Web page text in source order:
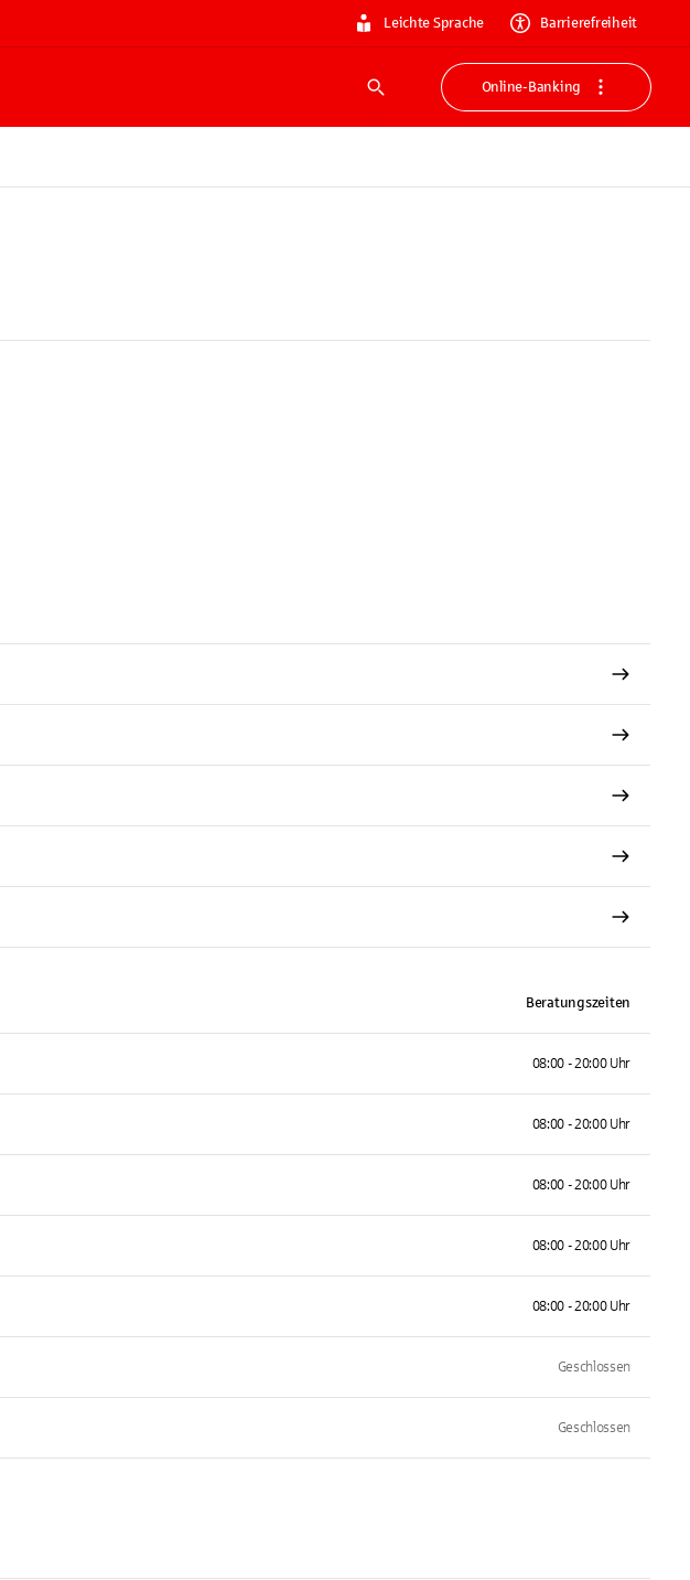
Leichte Sprache Barrierefreiheit
Suche
Online-Banking
Beratungszeiten
08:00 - 20:00 Uhr
08:00 - 20:00 Uhr
08:00 - 20:00 Uhr
08:00 - 20:00 Uhr
08:00 - 20:00 Uhr
Geschlossen
Geschlossen